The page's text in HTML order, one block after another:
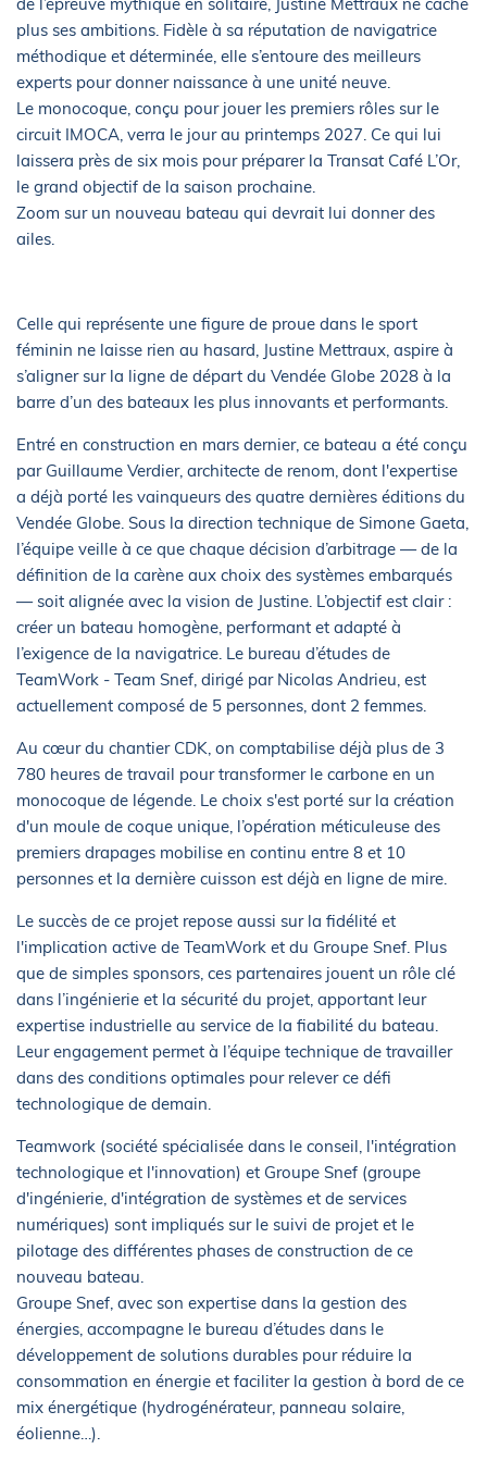
de l’épreuve mythique en solitaire, Justine Mettraux ne cache
plus ses ambitions. Fidèle à sa réputation de navigatrice
méthodique et déterminée, elle s’entoure des meilleurs
experts pour donner naissance à une unité neuve.
Le monocoque, conçu pour jouer les premiers rôles sur le
circuit IMOCA, verra le jour au printemps 2027. Ce qui lui
laissera près de six mois pour préparer la Transat Café L’Or,
le grand objectif de la saison prochaine.
Zoom sur un nouveau bateau qui devrait lui donner des
ailes.
Celle qui représente une figure de proue dans le sport
féminin ne laisse rien au hasard, Justine Mettraux, aspire à
s’aligner sur la ligne de départ du Vendée Globe 2028 à la
barre d’un des bateaux les plus innovants et performants.
Entré en construction en mars dernier, ce bateau a été conçu
par Guillaume Verdier, architecte de renom, dont l'expertise
a déjà porté les vainqueurs des quatre dernières éditions du
Vendée Globe. Sous la direction technique de Simone Gaeta,
l’équipe veille à ce que chaque décision d’arbitrage — de la
définition de la carène aux choix des systèmes embarqués
— soit alignée avec la vision de Justine. L’objectif est clair :
créer un bateau homogène, performant et adapté à
l’exigence de la navigatrice. Le bureau d’études de
TeamWork - Team Snef, dirigé par Nicolas Andrieu, est
actuellement composé de 5 personnes, dont 2 femmes.
Au cœur du chantier CDK, on comptabilise déjà plus de 3
780 heures de travail pour transformer le carbone en un
monocoque de légende. Le choix s'est porté sur la création
d'un moule de coque unique, l’opération méticuleuse des
premiers drapages mobilise en continu entre 8 et 10
personnes et la dernière cuisson est déjà en ligne de mire.
Le succès de ce projet repose aussi sur la fidélité et
l'implication active de TeamWork et du Groupe Snef. Plus
que de simples sponsors, ces partenaires jouent un rôle clé
dans l’ingénierie et la sécurité du projet, apportant leur
expertise industrielle au service de la fiabilité du bateau.
Leur engagement permet à l’équipe technique de travailler
dans des conditions optimales pour relever ce défi
technologique de demain.
Teamwork (société spécialisée dans le conseil, l'intégration
technologique et l'innovation) et Groupe Snef (groupe
d'ingénierie, d'intégration de systèmes et de services
numériques) sont impliqués sur le suivi de projet et le
pilotage des différentes phases de construction de ce
nouveau bateau.
Groupe Snef, avec son expertise dans la gestion des
énergies, accompagne le bureau d’études dans le
développement de solutions durables pour réduire la
consommation en énergie et faciliter la gestion à bord de ce
mix énergétique (hydrogénérateur, panneau solaire,
éolienne…).